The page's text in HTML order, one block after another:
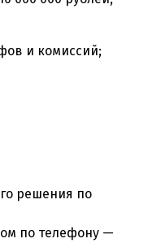
и комиссий;
решения по
по телефону —